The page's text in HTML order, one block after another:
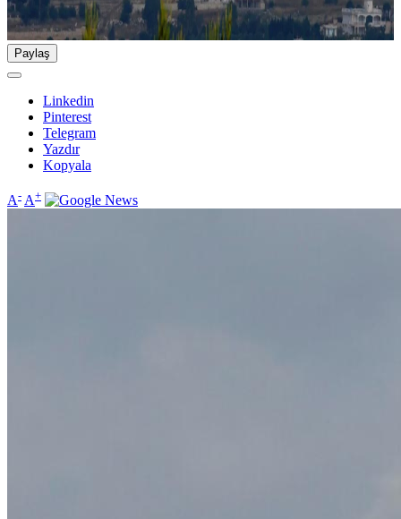
Paylaş
Linkedin
Pinterest
Telegram
Yazdır
Kopyala
A- A+